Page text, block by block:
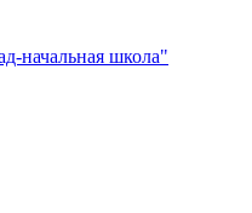
начальная школа"